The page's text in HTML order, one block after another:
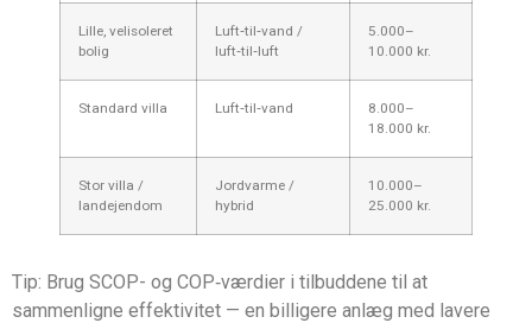
Lille, velisoleret
bolig
Luft‑til‑vand /
luft‑til‑luft
5.000–
10.000 kr.
Standard villa Luft‑til‑vand
8.000–
18.000 kr.
Stor villa /
landejendom
Jordvarme /
hybrid
10.000–
25.000 kr.
Tip: Brug SCOP- og COP‑værdier i tilbuddene til at
sammenligne effektivitet — en billigere anlæg med lavere